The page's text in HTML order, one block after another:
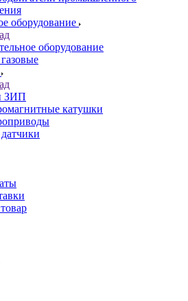
оборудование
оборудование
ЗИП
катушки